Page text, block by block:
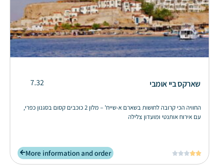
שארקס ביי אומבי 7.32
החוויה הכי קרובה לחושות בשארם א-שייח' – מלון 2 כוכבים קסום בסגנון כפרי,
עם אירוח אותנטי ומועדון צלילה





More information and order